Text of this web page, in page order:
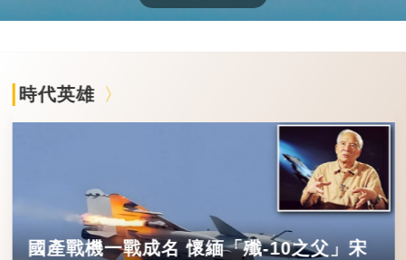
時代英雄
國產戰機一戰成名 懷緬「殲-10之父」宋